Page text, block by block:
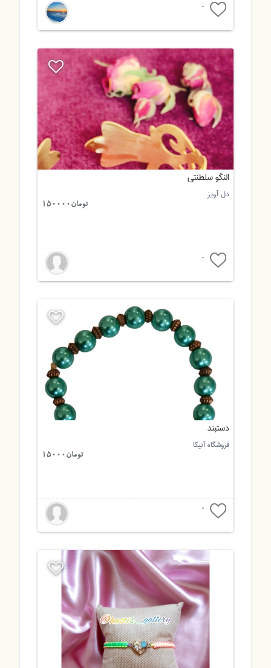
0
النگو سلطنتی
دل آویز
تومان150000
0
دستبند
فروشگاه آنیکا
تومان15000
0